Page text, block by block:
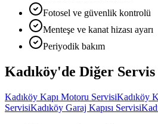
Fotosel ve güvenlik kontrolü
Menteşe ve kanat hizası ayarı
Periyodik bakım
Kadıköy'de Diğer
Kadıköy Kapı Motoru ServisiKadıköy
ServisiKadıköy Garaj Kapısı Servisi